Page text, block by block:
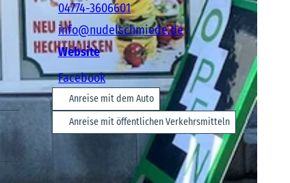
04774-3606601
info@nudelschmiede.de
Website
Facebook
Anreise mit dem Auto
Anreise mit öffentlichen Verkehrsmitteln